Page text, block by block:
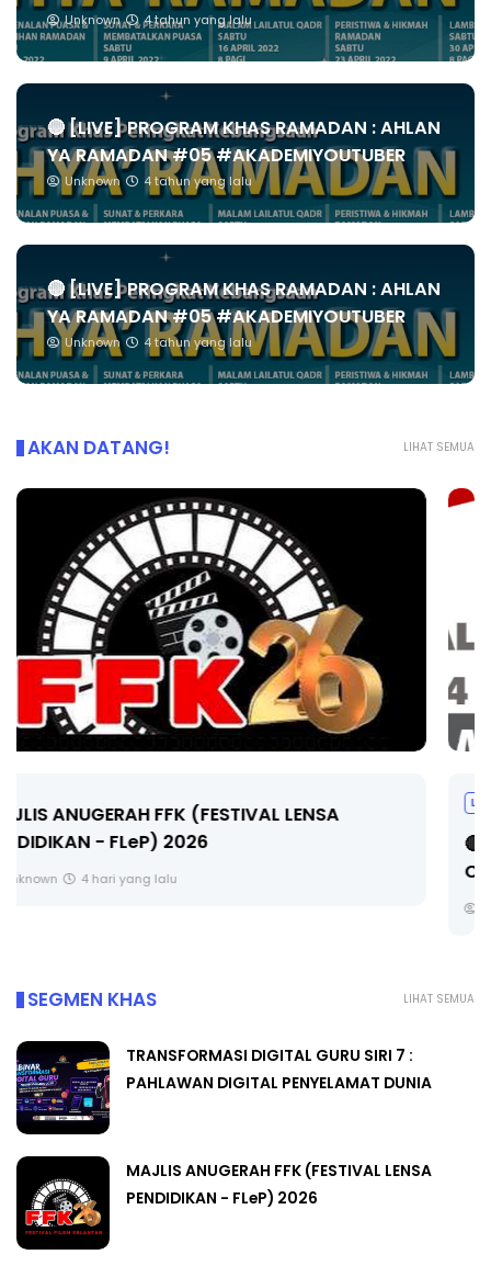
Unknown 4 tahun yang lalu
🔴 [LIVE] PROGRAM KHAS RAMADAN : AHLAN
YA RAMADAN #05 #AKADEMIYOUTUBER
Unknown 4 tahun yang lalu
🔴 [LIVE] PROGRAM KHAS RAMADAN : AHLAN
YA RAMADAN #05 #AKADEMIYOUTUBER
Unknown 4 tahun yang lalu
LIHAT SEMUA
AKAN DATANG!
🔴 [LIVE] MATEMATIK SR, WANG TAHUN 6 OLEH
CIKGU ANITA #ALLINONE #141 #...
LIHAT SEMUA
SEGMEN KHAS
TRANSFORMASI DIGITAL GURU SIRI 7 :
PAHLAWAN DIGITAL PENYELAMAT DUNIA
MAJLIS ANUGERAH FFK (FESTIVAL LENSA
PENDIDIKAN - FLeP) 2026